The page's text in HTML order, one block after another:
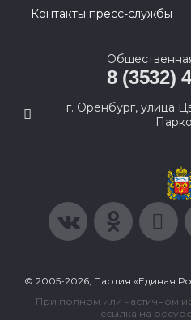
Контакты пресс-службы
8 (3532)
г. Оренбург, улица
© 2005-2026, Партия «Единая
При полном или частичном
ссылка на